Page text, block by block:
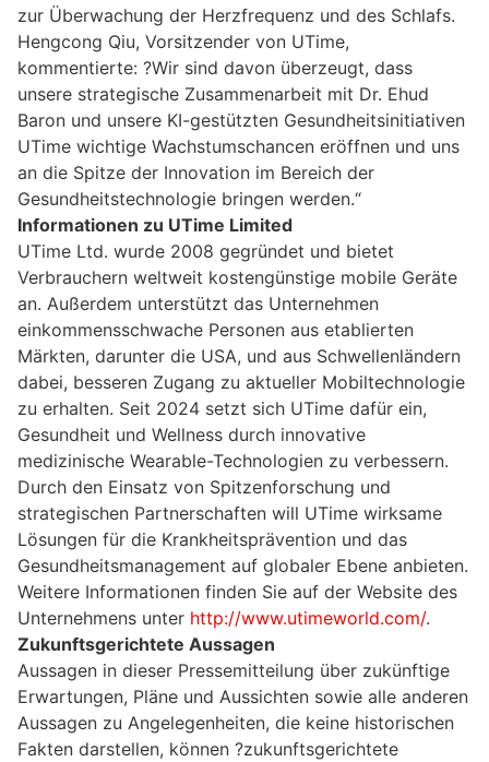
zur Überwachung der Herzfrequenz und des Schlafs.
Hengcong Qiu, Vorsitzender von UTime,
kommentierte: ?Wir sind davon überzeugt, dass
unsere strategische Zusammenarbeit mit Dr. Ehud
Baron und unsere KI-gestützten Gesundheitsinitiativen
UTime wichtige Wachstumschancen eröffnen und uns
an die Spitze der Innovation im Bereich der
Gesundheitstechnologie bringen werden.“
Informationen zu UTime Limited
UTime Ltd. wurde 2008 gegründet und bietet
Verbrauchern weltweit kostengünstige mobile Geräte
an. Außerdem unterstützt das Unternehmen
einkommensschwache Personen aus etablierten
Märkten, darunter die USA, und aus Schwellenländern
dabei, besseren Zugang zu aktueller Mobiltechnologie
zu erhalten. Seit 2024 setzt sich UTime dafür ein,
Gesundheit und Wellness durch innovative
medizinische Wearable-Technologien zu verbessern.
Durch den Einsatz von Spitzenforschung und
strategischen Partnerschaften will UTime wirksame
Lösungen für die Krankheitsprävention und das
Gesundheitsmanagement auf globaler Ebene anbieten.
Weitere Informationen finden Sie auf der Website des
Unternehmens unter http://www.utimeworld.com/.
Zukunftsgerichtete Aussagen
Aussagen in dieser Pressemitteilung über zukünftige
Erwartungen, Pläne und Aussichten sowie alle anderen
Aussagen zu Angelegenheiten, die keine historischen
Fakten darstellen, können ?zukunftsgerichtete